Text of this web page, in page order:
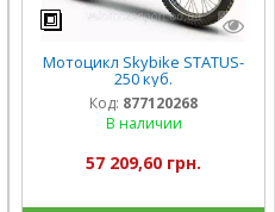
Мотоцикл Skybike STATUS-
250 куб.
Код: 877120268
В наличии
57 209,60 грн.